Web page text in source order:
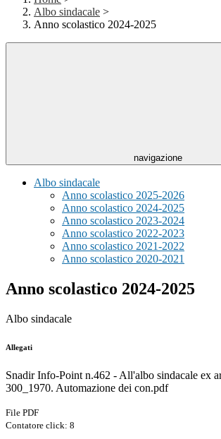
Albo sindacale >
Anno scolastico 2024-2025
navigazione
Albo sindacale
Anno scolastico 2025-2026
Anno scolastico 2024-2025
Anno scolastico 2023-2024
Anno scolastico 2022-2023
Anno scolastico 2021-2022
Anno scolastico 2020-2021
Anno scolastico 2024-2025
Albo sindacale
Allegati
Snadir Info-Point n.462 - All'albo sindacale ex
300_1970. Automazione dei con.pdf
File PDF
Contatore click: 8